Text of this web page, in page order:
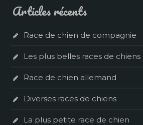
Articles récents
Race de chien de compagnie
Les plus belles races de chiens
Race de chien allemand
Diverses races de chiens
La plus petite race de chien